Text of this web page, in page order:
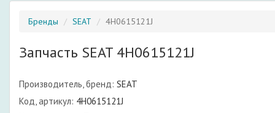
Бренды SEAT 4H0615121J
Запчасть SEAT 4H0615121J
Производитель, бренд: SEAT
Код, артикул: 4H0615121J